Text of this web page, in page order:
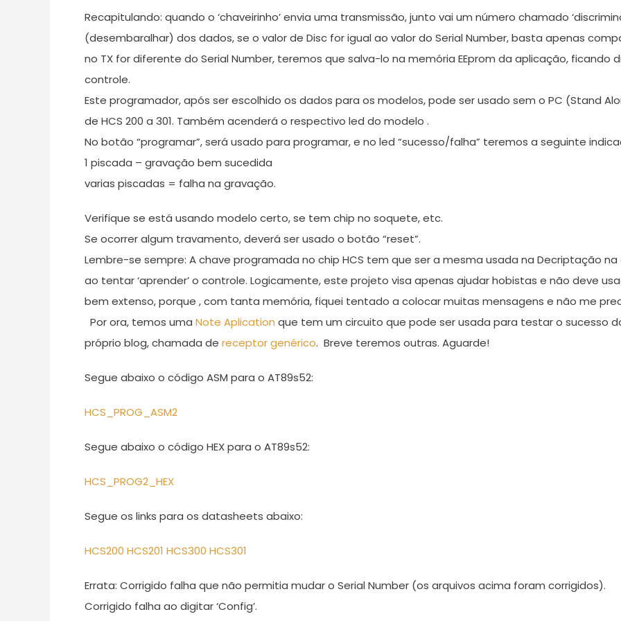
Recapitulando: quando o ‘chaveirinho’ envia uma transmissão, junto vai um número chamado
(desembaralhar) dos dados, se o valor de Disc for igual ao valor do Serial Number, basta apenas
no TX for diferente do Serial Number, teremos que salva-lo na memória EEprom da aplicação, ficando
controle.
Este programador, após ser escolhido os dados para os modelos, pode ser usado sem o PC (Stand
de HCS 200 a 301. Também acenderá o respectivo led do modelo .
No botão “programar”, será usado para programar, e no led “sucesso/falha” teremos a seguinte
1 piscada – gravação bem sucedida
varias piscadas = falha na gravação.
Verifique se está usando modelo certo, se tem chip no soquete, etc.
Se ocorrer algum travamento, deverá ser usado o botão “reset”.
Lembre-se sempre: A chave programada no chip HCS tem que ser a mesma usada na Decriptação
ao tentar ‘aprender’ o controle. Logicamente, este projeto visa apenas ajudar hobistas e não deve
bem extenso, porque , com tanta memória, fiquei tentado a colocar muitas mensagens e não me
Por ora, temos uma Note Aplication que tem um circuito que pode ser usada para testar o sucesso
próprio blog, chamada de receptor genérico. Breve teremos outras. Aguarde!
Segue abaixo o código ASM para o AT89s52:
HCS_PROG_ASM2
Segue abaixo o código HEX para o AT89s52:
HCS_PROG2_HEX
Segue os links para os datasheets abaixo:
HCS200 HCS201 HCS300 HCS301
Errata: Corrigido falha que não permitia mudar o Serial Number (os arquivos acima foram corrigidos).
Corrigido falha ao digitar ‘Config’.